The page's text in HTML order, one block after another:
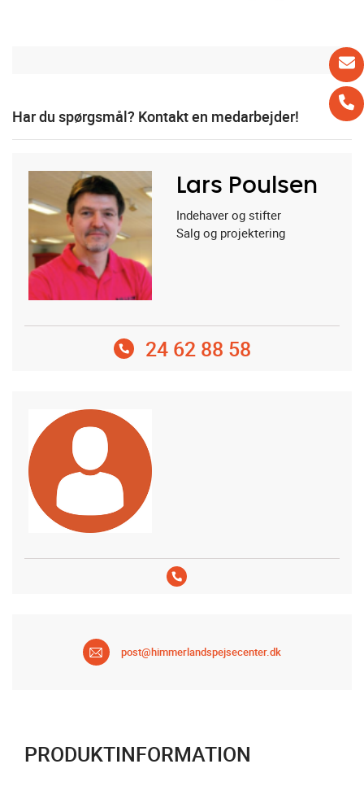
Har du spørgsmål? Kontakt en medarbejder!
Lars Poulsen
Indehaver og stifter
Salg og projektering
24 62 88 58
post@himmerlandspejsecenter.dk
PRODUKTINFORMATION